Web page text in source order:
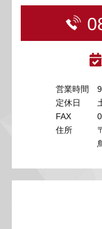
営業時間
定休日
FAX
住所